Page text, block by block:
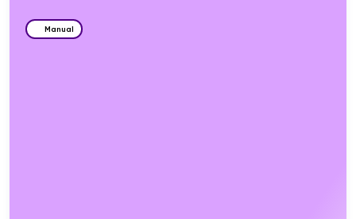
Manual